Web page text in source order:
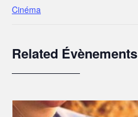
Cinéma
Related Évènements